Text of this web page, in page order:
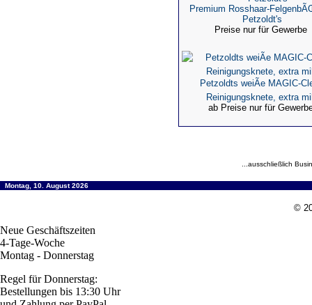
Premium Rosshaar-
Petzoldt's
Preise nur für Gewerbe
Petzoldts weiÃe MAGIC-
Reinigungsknete, extra
ab Preise nur für
...ausschließlich
Montag, 10. August 2026
©
Neue Geschäftszeiten
4-Tage-Woche
Montag - Donnerstag
Regel für Donnerstag:
Bestellungen bis 13:30 Uhr